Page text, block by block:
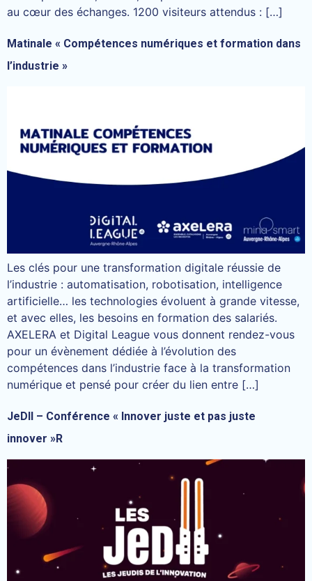
au cœur des échanges. 1200 visiteurs attendus : […]
Matinale « Compétences numériques et formation dans
l’industrie »
Les clés pour une transformation digitale réussie de
l’industrie : automatisation, robotisation, intelligence
artificielle… les technologies évoluent à grande vitesse,
et avec elles, les besoins en formation des salariés.
AXELERA et Digital League vous donnent rendez-vous
pour un évènement dédiée à l’évolution des
compétences dans l’industrie face à la transformation
numérique et pensé pour créer du lien entre […]
JeDII – Conférence « Innover juste et pas juste
innover »R